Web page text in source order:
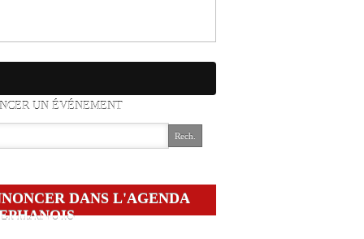
UN ÉVÉNEMENT
DANS L'AGENDA